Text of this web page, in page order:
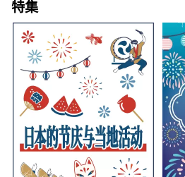
Agave Craft Salmon
作者以及《Tokyo
（正文社）
特集